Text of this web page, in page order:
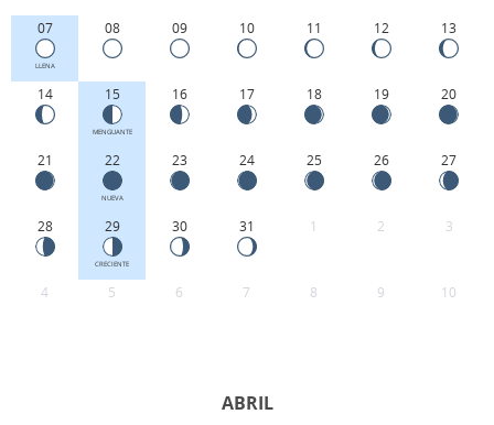
07
LLENA
08 09 10 11 12 13
14 15
MENGUANTE
16 17 18 19 20
21 22
NUEVA
23 24 25 26 27
28 29
CRECIENTE
30 31 1 2 3
4 5 6 7 8 9 10
ABRIL